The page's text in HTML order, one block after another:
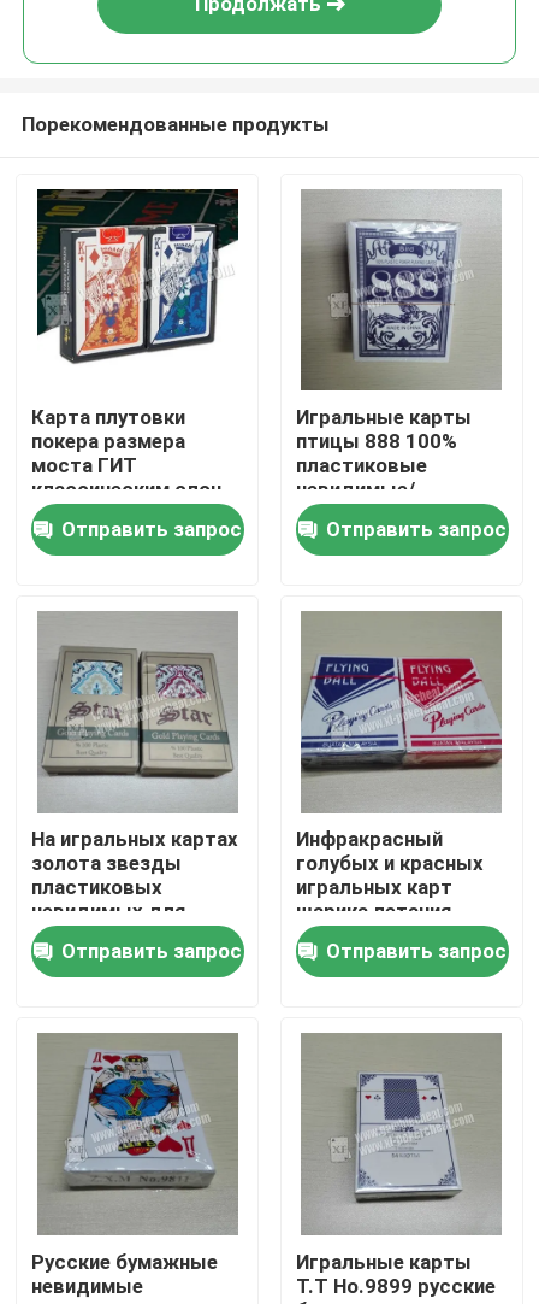
Продукты
Видеозаписи
О нас
Экскурсия по заводу
Свяжитесь с нами
Новости
Незримые играя карточки
Порекомендованные продукты
Карта плутовки
покера размера
моста ГИТ
классическим слон
отмеченная
индексом невидимая
пластиковая
Отправить запрос
Игральные карты
птицы 888 100%
пластиковые
невидимые/
обжуливая карты
покераОтправить запрос
На игральных картах
золота звезды
пластиковых
невидимых для
анализатора покера
Отправить запрос
Инфракрасный
голубых и красных
игральных карт
шарика летания
невидимых
пластиковое
УЛЬТРАФИОЛЕТОВОЕ
Отправить запрос
Русские бумажные
невидимые
Игральные карты
Т.Т Но.9899 русские